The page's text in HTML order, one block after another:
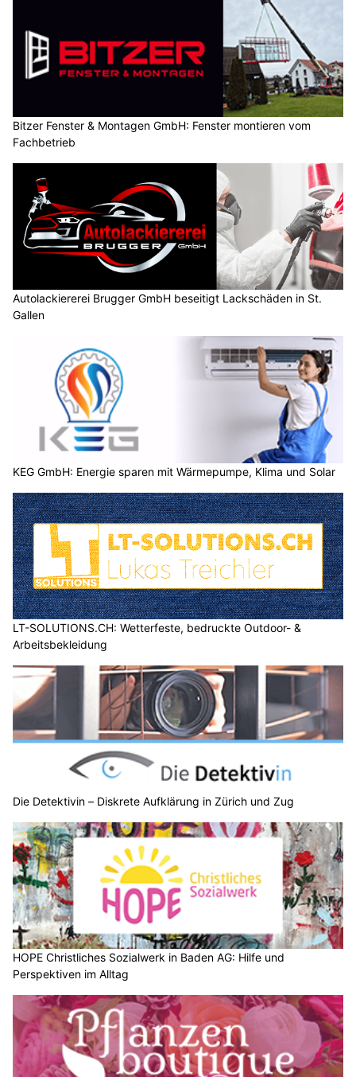
Bitzer Fenster & Montagen GmbH: Fenster montieren vom
Fachbetrieb
Autolackiererei Brugger GmbH beseitigt Lackschäden in St.
Gallen
KEG GmbH: Energie sparen mit Wärmepumpe, Klima und Solar
LT-SOLUTIONS.CH: Wetterfeste, bedruckte Outdoor- &
Arbeitsbekleidung
Die Detektivin – Diskrete Aufklärung in Zürich und Zug
HOPE Christliches Sozialwerk in Baden AG: Hilfe und
Perspektiven im Alltag